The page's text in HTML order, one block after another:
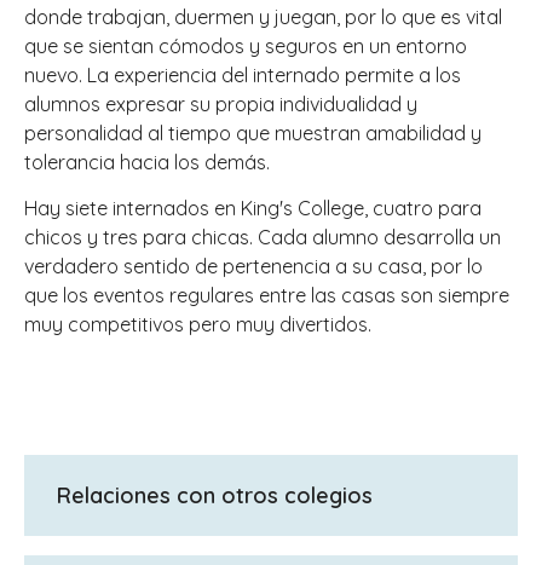
donde trabajan, duermen y juegan, por lo que es vital
que se sientan cómodos y seguros en un entorno
nuevo. La experiencia del internado permite a los
alumnos expresar su propia individualidad y
personalidad al tiempo que muestran amabilidad y
tolerancia hacia los demás.
Hay siete internados en King's College, cuatro para
chicos y tres para chicas. Cada alumno desarrolla un
verdadero sentido de pertenencia a su casa, por lo
que los eventos regulares entre las casas son siempre
muy competitivos pero muy divertidos.
Relaciones con otros colegios
King's Hall Prep